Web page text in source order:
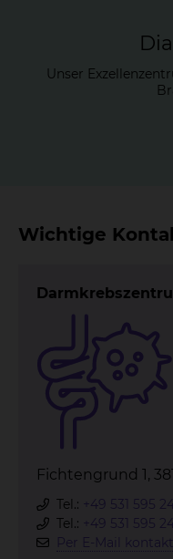
Unser
Wichtige
Fichtengrund 1,
Tel.: +49 531 595
Tel.: +49 531 595
Per E-Mail